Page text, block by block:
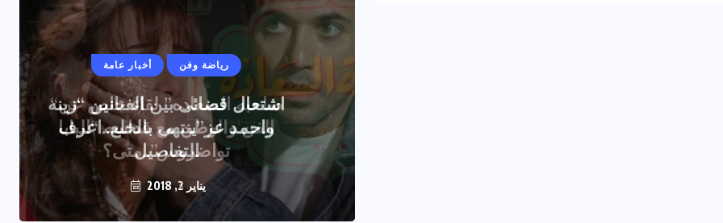
أخبار عامة رياضة وفن
اشتعال قضائى بين الفنانين “زينه
واحمد عز”ينتهى بالخلع..اعرف
التفاصيل
يناير 2, 2018